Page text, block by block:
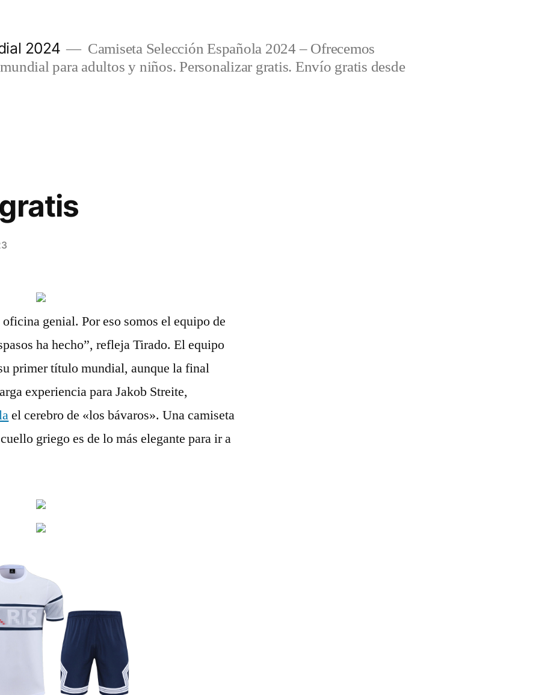
2024
Camiseta Selección Española 2024 – Ofrecemos
para adultos y niños. Personalizar gratis. Envío gratis desde
genial. Por eso somos el equipo de
ha hecho”, refleja Tirado. El equipo
primer título mundial, aunque la final
experiencia para Jakob Streite,
el cerebro de «los bávaros». Una camiseta
griego es de lo más elegante para ir a